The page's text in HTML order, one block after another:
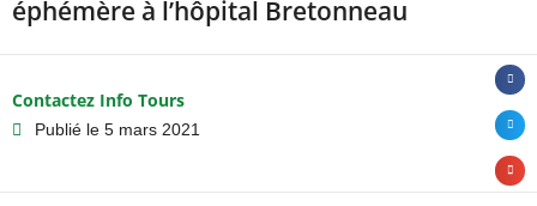
éphémère à l’hôpital Bretonneau
Contactez Info Tours
Publié le 5 mars 2021